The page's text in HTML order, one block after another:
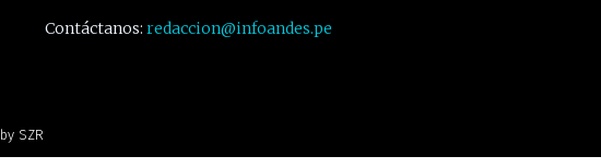
Contáctanos: redaccion@infoandes.pe
by SZR